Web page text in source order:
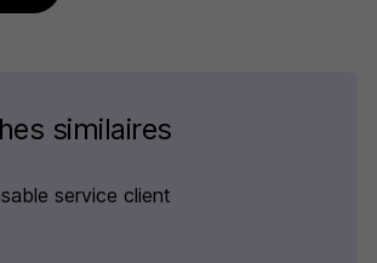
similaires
service client